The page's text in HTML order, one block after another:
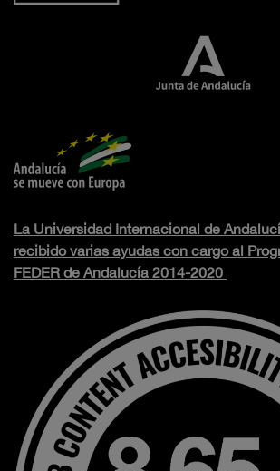
La Universidad Internacional de
recibido varias ayudas con cargo al
FEDER de Andalucía 2014-2020